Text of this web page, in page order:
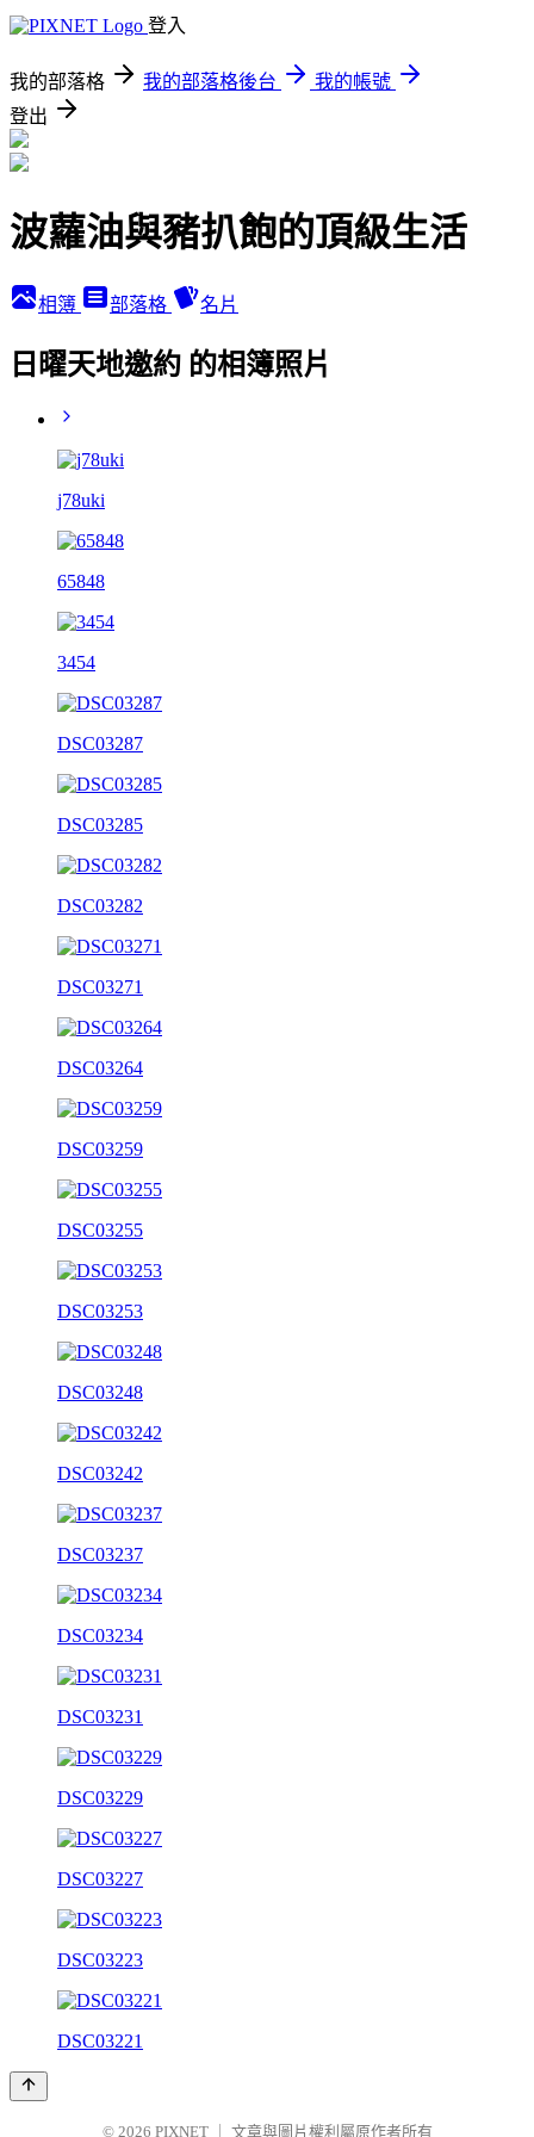
登入
我的部落格 我的部落格後台
我的帳號
登出
波蘿油與豬扒飽的頂級生活
相簿 部落格 名片
日曜天地邀約 的相簿照片
j78uki
65848
3454
DSC03287
DSC03285
DSC03282
DSC03271
DSC03264
DSC03259
DSC03255
DSC03253
DSC03248
DSC03242
DSC03237
DSC03234
DSC03231
DSC03229
DSC03227
DSC03223
DSC03221
© 2026 PIXNET 文章與圖片權利屬原作者所有